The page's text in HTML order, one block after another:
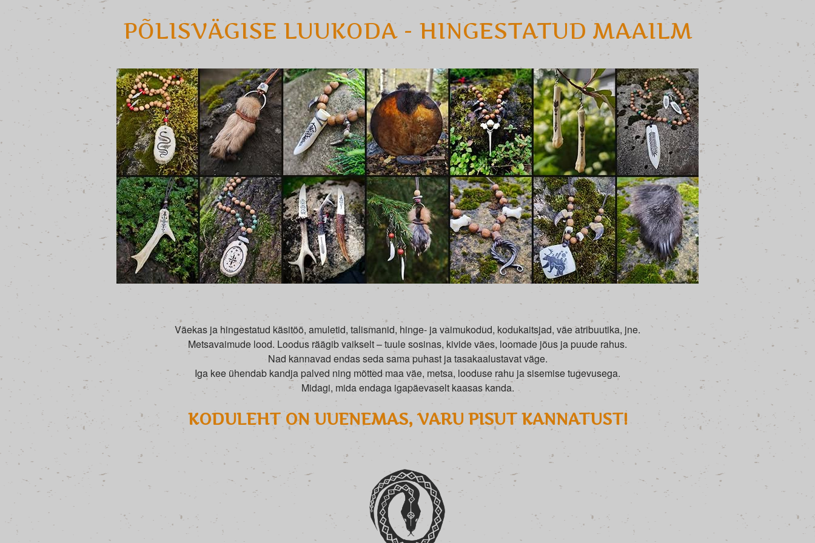
PÕLISVÄGISE LUUKODA - HINGESTATUD MAAILM
Väekas ja hingestatud käsitöö, amuletid, talismanid, hinge- ja vaimukodud, kodukaitsjad, väe atribuutika, jne.
Metsavaimude lood. Loodus räägib vaikselt – tuule sosinas, kivide väes, loomade jõus ja puude rahus.
Nad kannavad endas seda sama puhast ja tasakaalustavat väge.
Iga kee ühendab kandja palved ning mõtted maa väe, metsa, looduse rahu ja sisemise tugevusega.
Midagi, mida endaga igapäevaselt kaasas kanda.
KODULEHT ON UUENEMAS, VARU PISUT KANNATUST!